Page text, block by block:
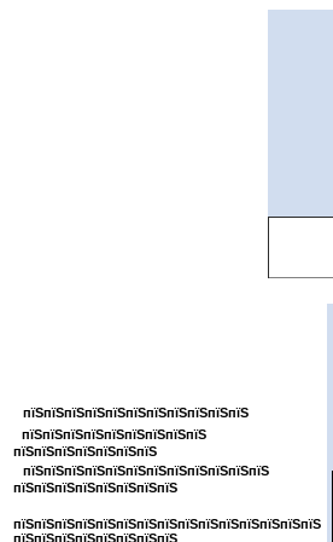
пїЅпїЅпїЅпїЅпїЅпїЅпїЅпїЅпїЅпїЅпїЅ
пїЅпїЅпїЅпїЅпїЅпїЅпїЅпїЅпїЅ
пїЅпїЅпїЅпїЅпїЅпїЅпїЅ
пїЅпїЅпїЅпїЅпїЅпїЅпїЅпїЅпїЅпїЅпїЅпїЅ
пїЅпїЅпїЅпїЅпїЅпїЅпїЅпїЅ
пїЅпїЅпїЅпїЅпїЅпїЅпїЅпїЅпїЅпїЅпїЅпїЅпїЅпїЅпїЅ
пїЅпїЅпїЅпїЅпїЅпїЅпїЅпїЅ